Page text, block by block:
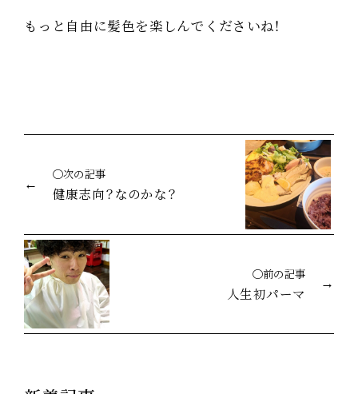
もっと自由に髪色を楽しんでくださいね！
◯次の記事
健康志向？なのかな？
◯前の記事
人生初パーマ